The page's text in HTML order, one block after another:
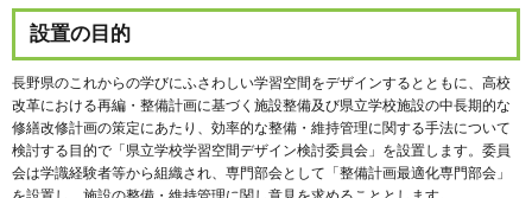
設置の目的
長野県のこれからの学びにふさわしい学習空間をデザインするとともに、高校
改革における再編・整備計画に基づく施設整備及び県立学校施設の中長期的な
修繕改修計画の策定にあたり、効率的な整備・維持管理に関する手法について
検討する目的で「県立学校学習空間デザイン検討委員会」を設置します。委員
会は学識経験者等から組織され、専門部会として「整備計画最適化専門部会」